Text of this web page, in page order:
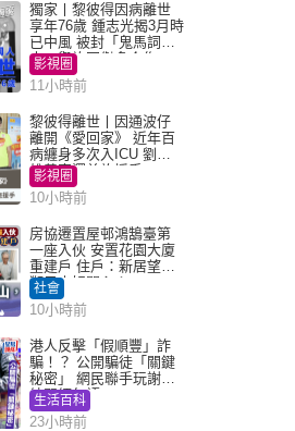
獨家丨黎彼得因病離世
享年76歲 鍾志光揭3月時
已中風 被封「鬼馬詞
人」與許冠傑多合作
影視圈
11小時前
黎彼得離世丨因通波仔
離開《愛回家》 近年百
病纏身多次入ICU 劉鑾
雄黃宗澤曾施援手
影視圈
10小時前
房協遷置屋邨鴻鵠臺第
一座入伙 安置花園大廈
重建戶 住戶：新居望見
獅子山好開心！
社會
10小時前
港人反擊「假順豐」詐
騙！？ 公開騙徒「關鍵
秘密」 網民聯手玩謝：
練習緬甸語
生活百科
23小時前